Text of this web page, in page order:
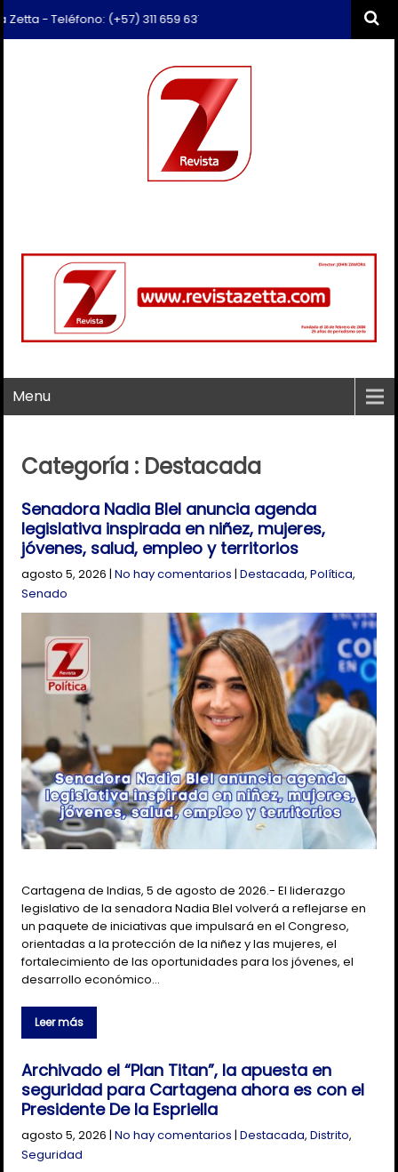
Teléfono: (+57) 311 659 6374 - Correo: revista.zetta@gmail.com
Menu
Categoría : Destacada
Senadora Nadia Blel anuncia agenda
legislativa inspirada en niñez, mujeres,
jóvenes, salud, empleo y territorios
agosto 5, 2026 |No hay comentarios |Destacada,Política,
Senado
Cartagena de Indias, 5 de agosto de 2026.- El liderazgo
legislativo de la senadora Nadia Blel volverá a reflejarse en
un paquete de iniciativas que impulsará en el Congreso,
orientadas a la protección de la niñez y las mujeres, el
fortalecimiento de las oportunidades para los jóvenes, el
desarrollo económico…
Leer más
Archivado el “Plan Titan”, la apuesta en
seguridad para Cartagena ahora es con el
Presidente De la Espriella
agosto 5, 2026 |No hay comentarios |Destacada,Distrito,
Seguridad